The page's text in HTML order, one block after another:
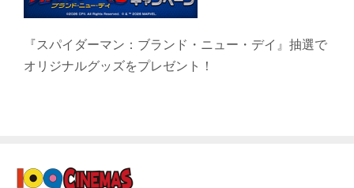
『スパイダーマン：ブランド・ニュー・デイ』抽選で
オリジナルグッズをプレゼント！